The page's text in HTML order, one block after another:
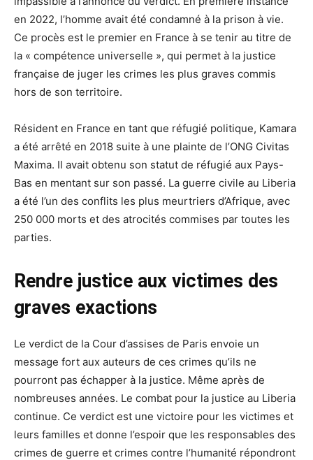
en 2022, l’homme avait été condamné à la prison à vie.
Ce procès est le premier en France à se tenir au titre de
la « compétence universelle », qui permet à la justice
française de juger les crimes les plus graves commis
hors de son territoire.
Résident en France en tant que réfugié politique, Kamara
a été arrêté en 2018 suite à une plainte de l’ONG Civitas
Maxima. Il avait obtenu son statut de réfugié aux Pays-
Bas en mentant sur son passé. La guerre civile au Liberia
a été l’un des conflits les plus meurtriers d’Afrique, avec
250 000 morts et des atrocités commises par toutes les
parties.
Rendre justice aux victimes des
graves exactions
Le verdict de la Cour d’assises de Paris envoie un
message fort aux auteurs de ces crimes qu’ils ne
pourront pas échapper à la justice. Même après de
nombreuses années. Le combat pour la justice au Liberia
continue. Ce verdict est une victoire pour les victimes et
leurs familles et donne l’espoir que les responsables des
crimes de guerre et crimes contre l’humanité répondront